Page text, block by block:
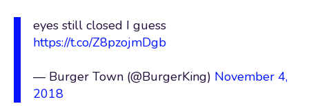
eyes still closed I guess
https://t.co/Z8pzojmDgb
— Burger Town (@BurgerKing) November 4,
2018